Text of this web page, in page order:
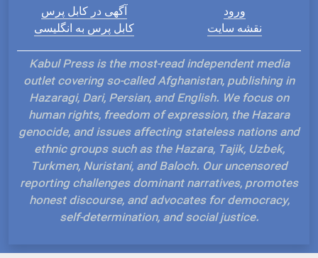
آگهی در کابل پرس
کابل پرس به انگلیسی
ورود
نقشه سایت
Kabul Press is the most-read independent media
outlet covering so-called Afghanistan, publishing in
Hazaragi, Dari, Persian, and English. We focus on
human rights, freedom of expression, the Hazara
genocide, and issues affecting stateless nations and
ethnic groups such as the Hazara, Tajik, Uzbek,
Turkmen, Nuristani, and Baloch. Our uncensored
reporting challenges dominant narratives, promotes
honest discourse, and advocates for democracy,
self-determination, and social justice.